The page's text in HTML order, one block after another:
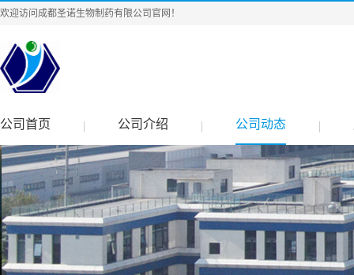
欢迎访问成都圣诺生物制药有限公司官网！
公司首页 公司介绍 公司动态